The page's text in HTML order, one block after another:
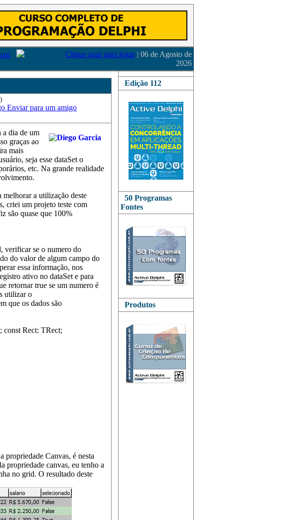
Clique aqui para logar | 06 de Agosto de
2026
Enviar para um amigo
a dia de um
graças ao
mais
seja esse dataSet o
etc. Na grande realidade
melhorar a utilização deste
criei um projeto teste com
são quase que 100%
verificar se o numero do
do valor de algum campo do
essa informação, nos
ativo no dataSet e para
retornar true se um numero é
utilizar o
que os dados são
Rect: TRect;
propriedade Canvas, é nesta
propriedade canvas, eu tenho a
no grid. O resultado deste
Edição 112
50 Programas
Fontes
Produtos